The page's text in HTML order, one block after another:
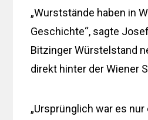
„Wurststände haben in
Geschichte“, sagte
Bitzinger Würstelstand
direkt hinter der Wiener
„Ursprünglich war es